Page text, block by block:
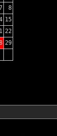
8
15
22
29